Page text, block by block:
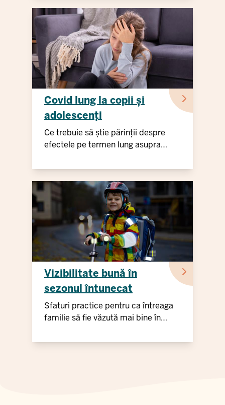
Covid lung la copii și
adolescenți
Ce trebuie să știe părinții despre
efectele pe termen lung asupra
Vizibilitate bună în
sezonul întunecat
Sfaturi practice pentru ca întreaga
familie să fie văzută mai bine în